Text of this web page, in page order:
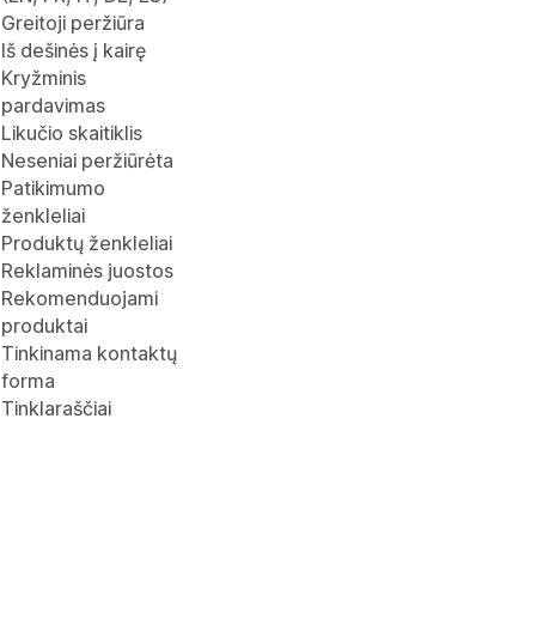
Greitoji peržiūra
Iš dešinės į kairę
Kryžminis
pardavimas
Likučio skaitiklis
Neseniai peržiūrėta
Patikimumo
ženkleliai
Produktų ženkleliai
Reklaminės juostos
Rekomenduojami
produktai
Tinkinama kontaktų
forma
Tinklaraščiai